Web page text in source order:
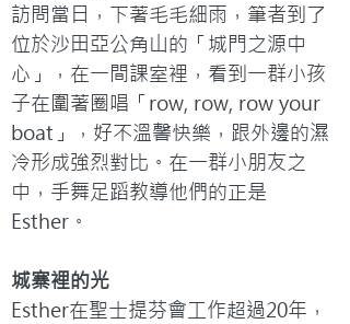
訪問當日，下著毛毛細雨，筆者到了
位於沙田亞公角山的「城門之源中
心」，在一間課室裡，看到一群小孩
子在圍著圈唱「row, row, row your
boat」，好不溫馨快樂，跟外邊的濕
冷形成強烈對比。在一群小朋友之
中，手舞足蹈教導他們的正是
Esther。
城寨裡的光
Esther在聖士提芬會工作超過20年，